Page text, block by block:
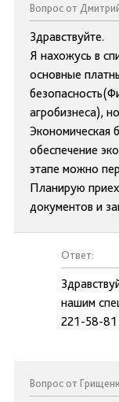
Вопрос от
Здравствуйте.
Я нахожусь в
основные
агробизнеса),
Экономическая
обеспечение
этапе можно
Планирую
документов и
Ответ:
нашим
221-58-81
Вопрос от